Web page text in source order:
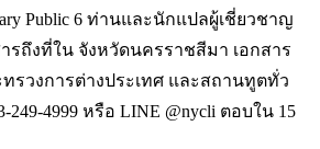
Public 6 ท่านและนักแปลผู้เชี่ยวชาญ
รถึงที่ใน จังหวัดนครราชสีมา เอกสาร
รวงการต่างประเทศ และสถานทูตทั่ว
4999 หรือ LINE @nycli ตอบใน 15